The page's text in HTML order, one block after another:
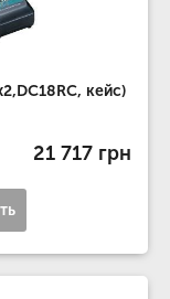
кейс)
21 717 грн